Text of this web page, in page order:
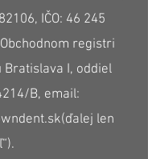
IČO: 46 245
registri
Bratislava I, oddiel
B, email:
(ďalej len